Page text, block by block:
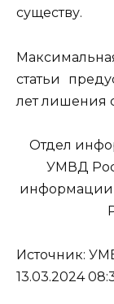
существу.
статьи
лет лишения
Отдел
УМВД
Источник:
13.03.2024